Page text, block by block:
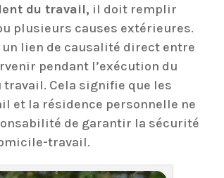
du travail, il doit remplir
plusieurs causes extérieures.
un lien de causalité direct entre
pendant l’exécution du
Cela signifie que les
et la résidence personnelle ne
de garantir la sécurité
travail.